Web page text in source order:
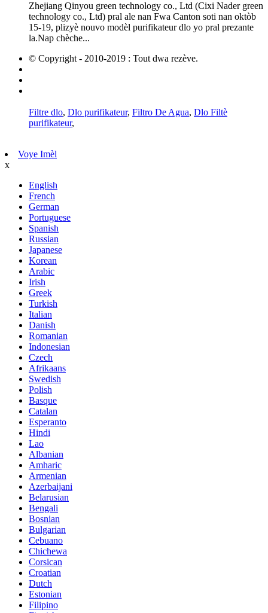
Zhejiang Qinyou green technology co., Ltd (Cixi Nader green
technology co., Ltd) pral ale nan Fwa Canton soti nan oktòb
15-19, plizyè nouvo modèl purifikateur dlo yo pral prezante
la.Nap chèche...
© Copyright - 2010-2019 : Tout dwa rezève.
Filtre dlo, Dlo purifikateur, Filtro De Agua, Dlo Filtè
purifikateur,
Voye Imèl
x
English
French
German
Portuguese
Spanish
Russian
Japanese
Korean
Arabic
Irish
Greek
Turkish
Italian
Danish
Romanian
Indonesian
Czech
Afrikaans
Swedish
Polish
Basque
Catalan
Esperanto
Hindi
Lao
Albanian
Amharic
Armenian
Azerbaijani
Belarusian
Bengali
Bosnian
Bulgarian
Cebuano
Chichewa
Corsican
Croatian
Dutch
Estonian
Filipino